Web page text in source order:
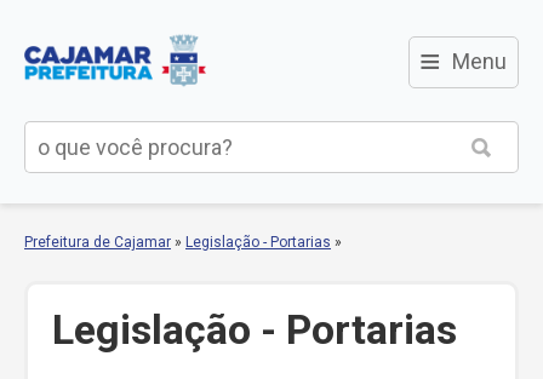
≡ Menu
Prefeitura de Cajamar » Legislação - Portarias »
Legislação - Portarias